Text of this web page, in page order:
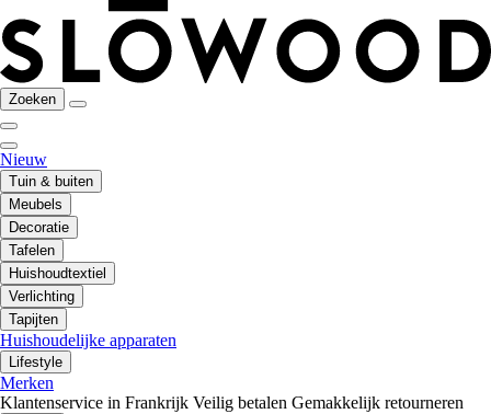
Zoeken
Nieuw
Tuin & buiten
Meubels
Decoratie
Tafelen
Huishoudtextiel
Verlichting
Tapijten
Huishoudelijke apparaten
Lifestyle
Merken
Klantenservice in Frankrijk Veilig betalen Gemakkelijk retourneren